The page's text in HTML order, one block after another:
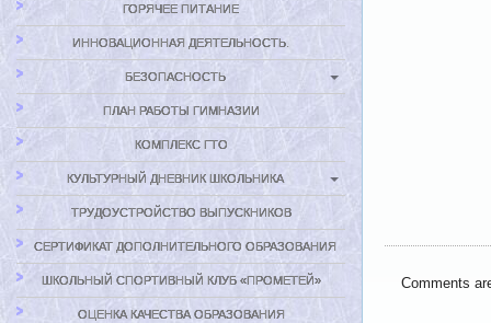
Comments
ГОРЯЧЕЕ ПИТАНИЕ
ИННОВАЦИОННАЯ ДЕЯТЕЛЬНОСТЬ.
БЕЗОПАСНОСТЬ
ПЛАН РАБОТЫ ГИМНАЗИИ
КОМПЛЕКС ГТО
КУЛЬТУРНЫЙ ДНЕВНИК ШКОЛЬНИКА
ТРУДОУСТРОЙСТВО ВЫПУСКНИКОВ
СЕРТИФИКАТ ДОПОЛНИТЕЛЬНОГО ОБРАЗОВАНИЯ
ШКОЛЬНЫЙ СПОРТИВНЫЙ КЛУБ «ПРОМЕТЕЙ»
ОЦЕНКА КАЧЕСТВА ОБРАЗОВАНИЯ